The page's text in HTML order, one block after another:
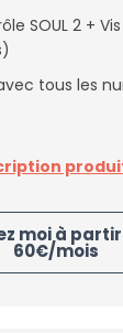
SOUL 2 +
tous les
moi à
60€/mois